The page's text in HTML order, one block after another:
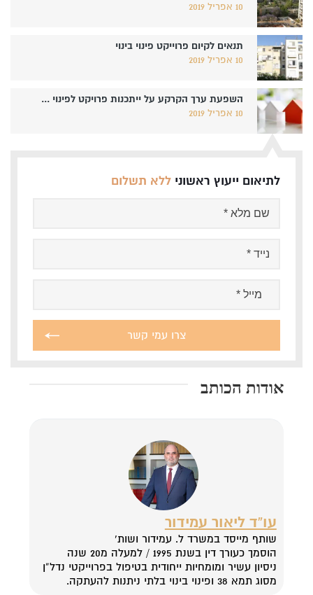
10 אפריל 2019
תנאים לקיום פרוייקט פינוי בינוי
10 אפריל 2019
השפעת ערך הקרקע על ייתכנות פרויקט לפינוי ...
10 אפריל 2019
לתיאום ייעוץ ראשוני ללא תשלום
אודות הכותב
עו”ד ליאור עמידור
שותף מייסד במשרד ל. עמידור ושות’
הוסמך כעורך דין בשנת 1995 / למעלה מ20 שנה
ניסיון עשיר ומומחיות ייחודית בטיפול בפרוייקטי נדל”ן
מסוג תמא 38 ופינוי בינוי בלתי ניתנות להעתקה.